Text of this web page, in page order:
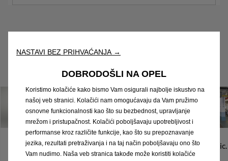
Pogledajte sva vozila
Opel FlexCare
Originalna
Opelova
Opel trgovina
za stil života
Opel Classic.
Pogled od
NASTAVI BEZ PRIHVAĆANJA →
DOBRODOŠLI NA OPEL
Koristimo kolačiće kako bismo Vam osigurali najbolje iskustvo na
našoj veb stranici. Kolačići nam omogućavaju da Vam pružimo
osnovne funkcionalnosti kao što su bezbednost, upravljanje
mrežom i pristupačnost. Kolačići poboljšavaju upotrebljivost i
performanse kroz različite funkcije, kao što su prepoznavanje
jezika, rezultati pretraživanja i na taj način poboljšavaju ono što
Vam nudimo. Naša veb stranica takođe može koristiti kolačiće